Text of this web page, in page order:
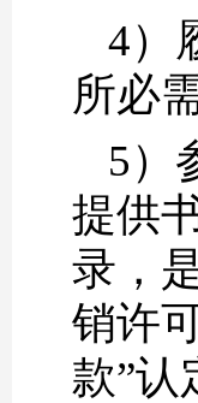
4）
所必
5）
提供
录，
销许
款”认